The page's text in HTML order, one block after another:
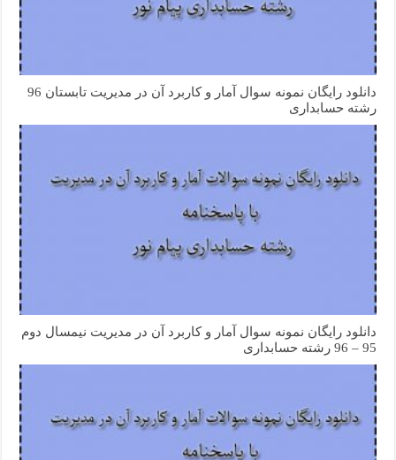
دانلود رایگان نمونه سوال آمار و کاربرد آن در مدیریت تابستان 96
رشته حسابداری
دانلود رایگان نمونه سوال آمار و کاربرد آن در مدیریت نیمسال دوم
95 – 96 رشته حسابداری